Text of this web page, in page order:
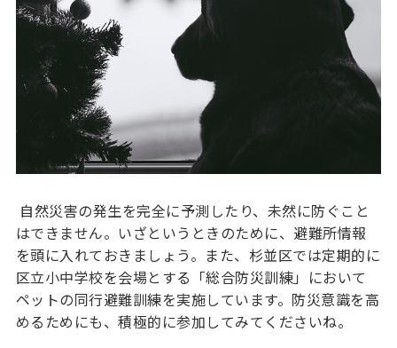
自然災害の発生を完全に予測したり、未然に防ぐこと
はできません。いざというときのために、避難所情報
を頭に入れておきましょう。また、杉並区では定期的に
区立小中学校を会場とする「総合防災訓練」において
ペットの同行避難訓練を実施しています。防災意識を高
めるためにも、積極的に参加してみてくださいね。